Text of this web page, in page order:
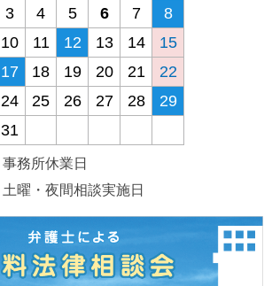
3 4 5 6 7
8
10 11 12 13 14
15
17 18 19 20 21
22
24 25 26 27 28
29
31
事務所休業日
土曜・夜間相談実施日